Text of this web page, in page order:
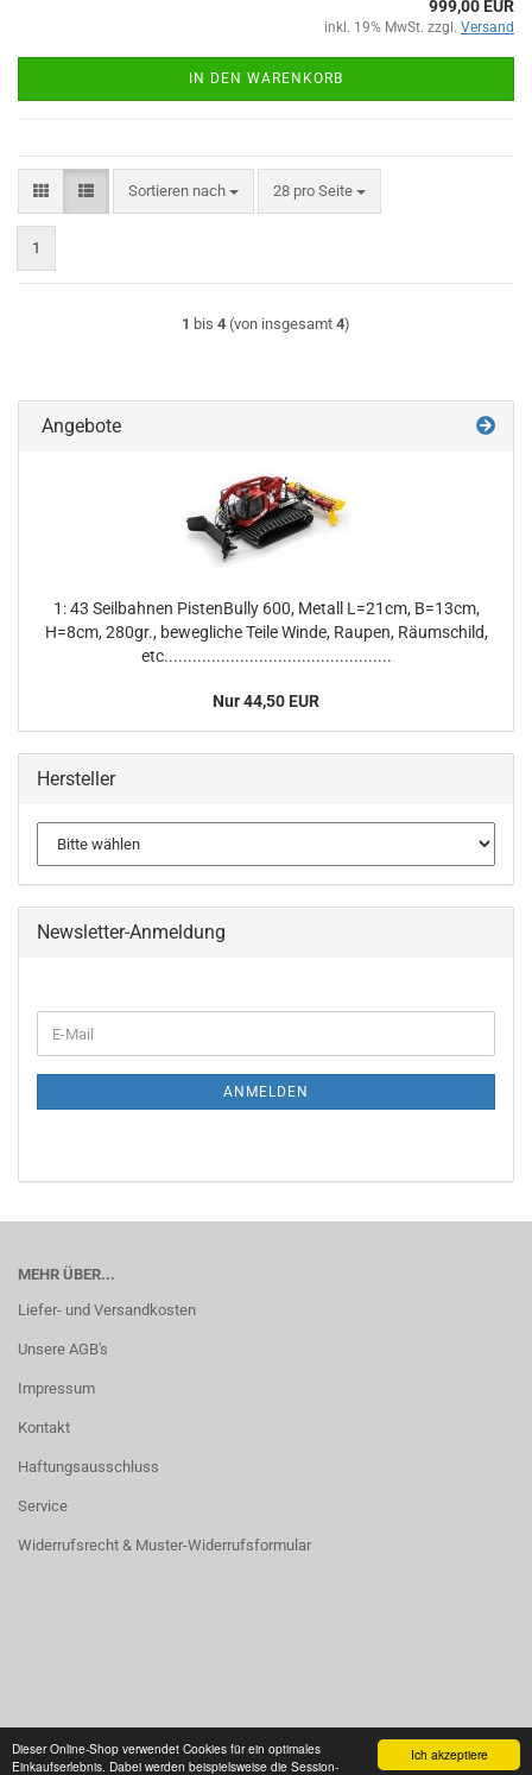
Ich akzeptiere
Dieser Online-Shop verwendet Cookies für ein optimales
Einkaufserlebnis. Dabei werden beispielsweise die Session-
999,00 EUR
inkl. 19% MwSt. zzgl. Versand
IN DEN WARENKORB
Sortieren nach
Sortieren nach 28 pro Seite
pro Seite
1
1 bis 4 (von insgesamt 4)
Angebote
1: 43 Seilbahnen PistenBully 600, Metall L=21cm, B=13cm,
H=8cm, 280gr., bewegliche Teile Winde, Raupen, Räumschild,
etc................................................
Nur 44,50 EUR
Hersteller
Newsletter-Anmeldung
ZUR
E-
Mail
ANMELDEN
MEHR ÜBER...
Liefer- und Versandkosten
Unsere AGB's
Impressum
Kontakt
Haftungsausschluss
Service
Widerrufsrecht & Muster-Widerrufsformular
Vertrag widerrufen